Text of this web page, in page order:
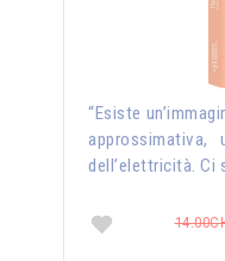
“Esiste
dell’elettricità. Ci